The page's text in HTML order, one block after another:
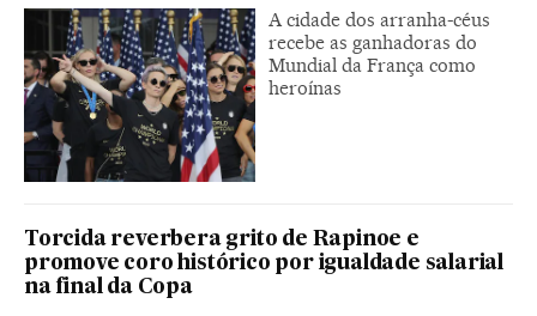
A cidade dos arranha-céus
recebe as ganhadoras do
Mundial da França como
heroínas
Torcida reverbera grito de Rapinoe e
promove coro histórico por igualdade salarial
na final da Copa